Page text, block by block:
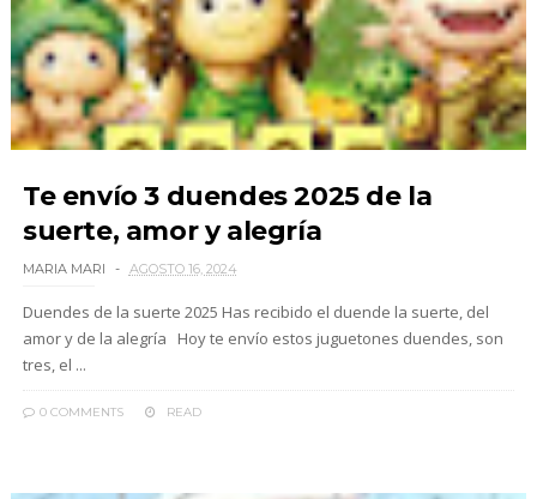
Te envío 3 duendes 2025 de la
suerte, amor y alegría
MARIA MARI AGOSTO 16, 2024
Duendes de la suerte 2025 Has recibido el duende la suerte, del
amor y de la alegría Hoy te envío estos juguetones duendes, son
tres, el ...
0 COMMENTS READ